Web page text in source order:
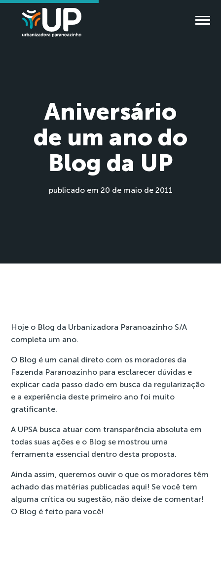
Aniversário
de um ano do
Blog da UP
publicado em 20 de maio de 2011
Hoje o Blog da Urbanizadora Paranoazinho S/A
completa um ano.
O Blog é um canal direto com os moradores da
Fazenda Paranoazinho para esclarecer dúvidas e
explicar cada passo dado em busca da regularização
e a experiência deste primeiro ano foi muito
gratificante.
A UPSA busca atuar com transparência absoluta em
todas suas ações e o Blog se mostrou uma
ferramenta essencial dentro desta proposta.
Ainda assim, queremos ouvir o que os moradores têm
achado das matérias publicadas aqui! Se você tem
alguma crítica ou sugestão, não deixe de comentar!
O Blog é feito para você!